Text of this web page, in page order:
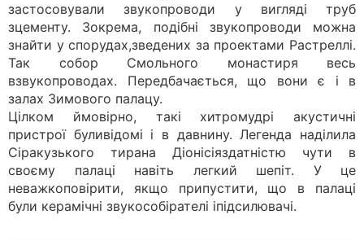
застосовували звукопроводи у вигляді труб
зцементу. Зокрема, подібні звукопроводи можна
знайти у спорудах,зведених за проектами Растреллі.
Так собор Смольного монастиря весь
взвукопроводах. Передбачається, що вони є і в
залах Зимового палацу.
Цілком ймовірно, такі хитромудрі акустичні
пристрої буливідомі і в давнину. Легенда наділила
Сіракузького тирана Діонісіяздатністю чути в
своєму палаці навіть легкий шепіт. У це
неважкоповірити, якщо припустити, що в палаці
були керамічні звукособірателі іпідсилювачі.